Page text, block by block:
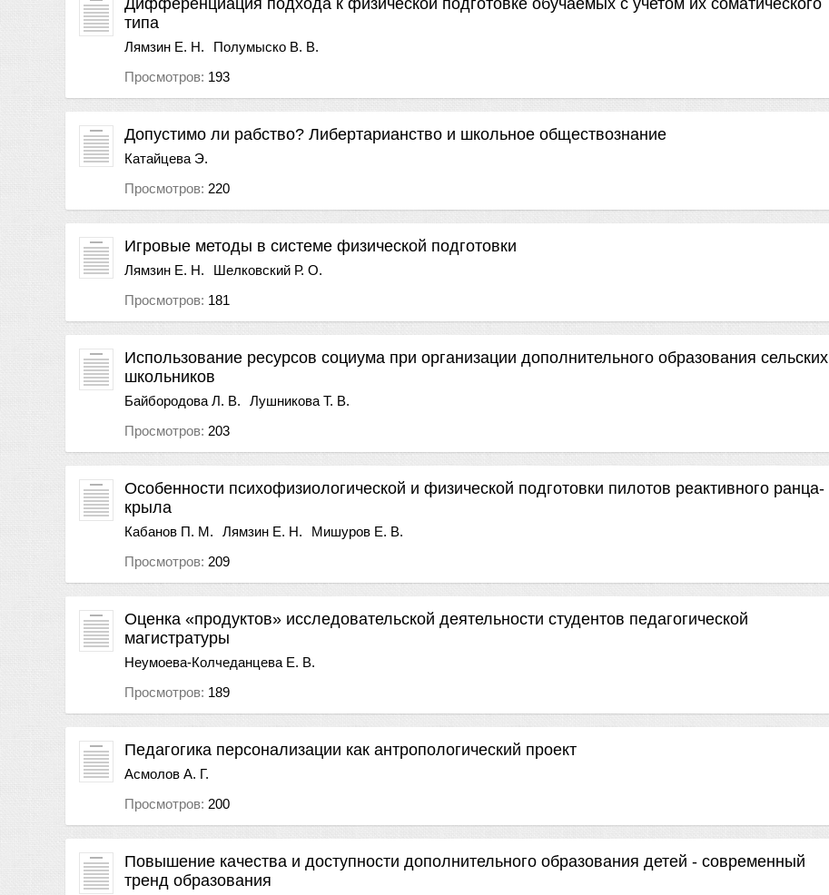
типа
Лямзин Е. Н.
Полумыско В. В.
Просмотров: 193
Допустимо ли рабство? Либертарианство и школьное обществознание
Катайцева Э.
Просмотров: 220
Игровые методы в системе физической подготовки
Лямзин Е. Н.
Шелковский Р. О.
Просмотров: 181
Использование ресурсов социума при организации дополнительного образования сельских
школьников
Байбородова Л. В.
Лушникова Т. В.
Просмотров: 203
Особенности психофизиологической и физической подготовки пилотов реактивного ранца-
крыла
Кабанов П. М. Лямзин Е. Н.
Мишуров Е. В.
Просмотров: 209
Оценка «продуктов» исследовательской деятельности студентов педагогической
магистратуры
Неумоева-Колчеданцева Е. В.
Просмотров: 189
Педагогика персонализации как антропологический проект
Асмолов А. Г.
Просмотров: 200
Повышение качества и доступности дополнительного образования детей - современный
тренд образования